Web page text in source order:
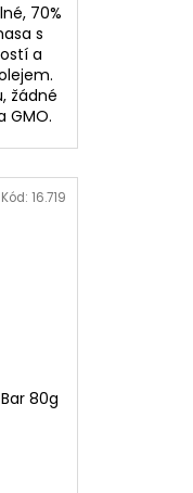
70%
s
a
žádné
GMO.
80g
Kód: 16.719